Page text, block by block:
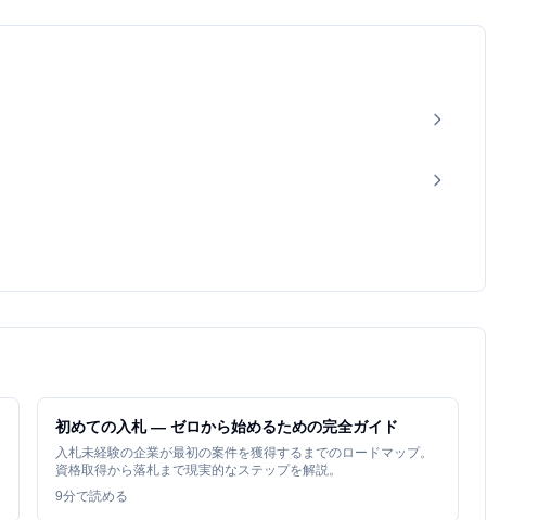
初めての入札 — ゼロから始めるための完全ガイド
入札未経験の企業が最初の案件を獲得するまでのロードマップ。
資格取得から落札まで現実的なステップを解説。
9分で読める